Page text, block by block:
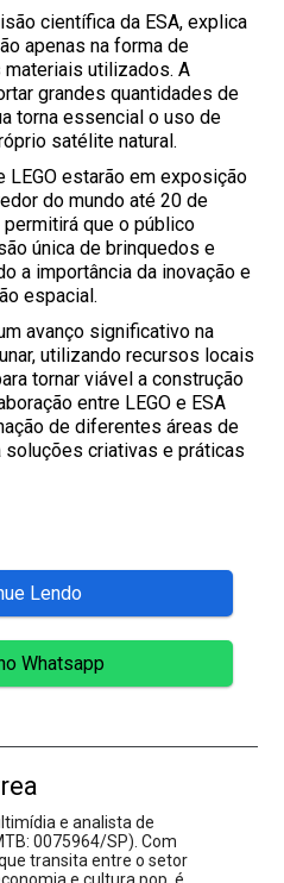
científica da ESA, explica
apenas na forma de
materiais utilizados. A
grandes quantidades de
torna essencial o uso de
satélite natural.
estarão em exposição
do mundo até 20 de
que o público
única de brinquedos e
a importância da inovação e
espacial.
avanço significativo na
utilizando recursos locais
tornar viável a construção
entre LEGO e ESA
de diferentes áreas de
criativas e práticas
Lendo
Whatsapp
e analista de
0075964/SP). Com
transita entre o setor